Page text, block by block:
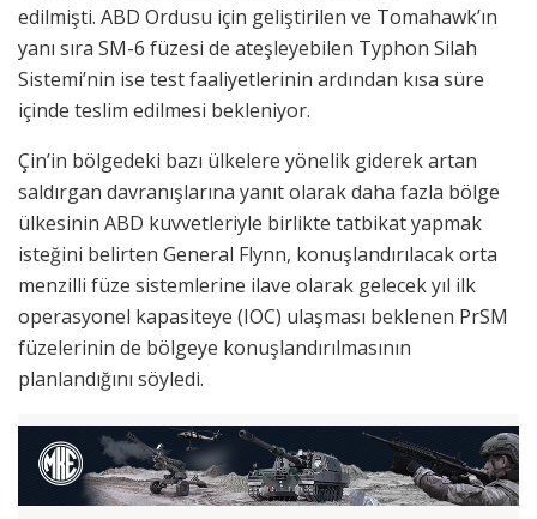
edilmişti. ABD Ordusu için geliştirilen ve Tomahawk’ın
yanı sıra SM-6 füzesi de ateşleyebilen Typhon Silah
Sistemi’nin ise test faaliyetlerinin ardından kısa süre
içinde teslim edilmesi bekleniyor.
Çin’in bölgedeki bazı ülkelere yönelik giderek artan
saldırgan davranışlarına yanıt olarak daha fazla bölge
ülkesinin ABD kuvvetleriyle birlikte tatbikat yapmak
isteğini belirten General Flynn, konuşlandırılacak orta
menzilli füze sistemlerine ilave olarak gelecek yıl ilk
operasyonel kapasiteye (IOC) ulaşması beklenen PrSM
füzelerinin de bölgeye konuşlandırılmasının
planlandığını söyledi.